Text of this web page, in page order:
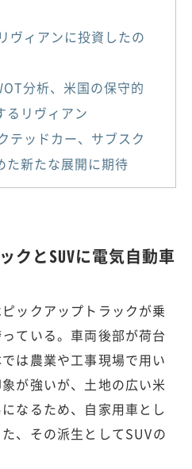
ヴィアンに投資したの
分析、米国の保守的
るリヴィアン
テッドカー、サブスク
た新たな展開に期待
クとSUVに電気自動車
ックアップトラックが乗
ている。車両後部が荷台
は農業や工事現場で用い
が強いが、土地の広い米
なるため、自家用車とし
、その派生としてSUVの